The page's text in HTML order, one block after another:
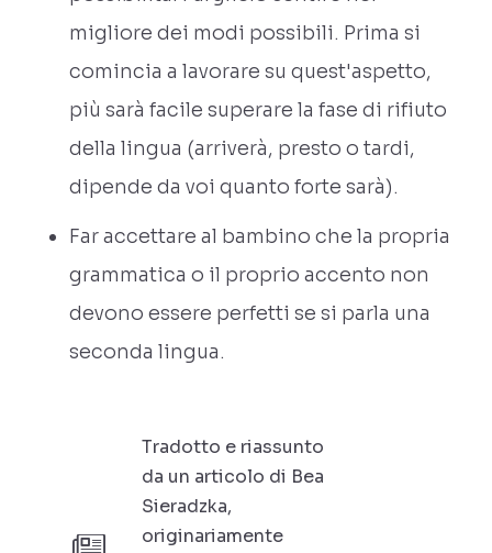
migliore dei modi possibili. Prima si
comincia a lavorare su quest'aspetto,
più sarà facile superare la fase di rifiuto
della lingua (arriverà, presto o tardi,
dipende da voi quanto forte sarà).
Far accettare al bambino che la propria
grammatica o il proprio accento non
devono essere perfetti se si parla una
seconda lingua.
Tradotto e riassunto
da un articolo di Bea
Sieradzka,
originariamente